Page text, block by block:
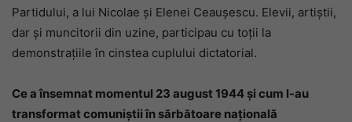
Partidului, a lui Nicolae și Elenei Ceauşescu. Elevii, artiştii,
dar şi muncitorii din uzine, participau cu toții la
demonstraţiile în cinstea cuplului dictatorial.
Ce a însemnat momentul 23 august 1944 și cum l-au
transformat comuniștii în sărbătoare națională